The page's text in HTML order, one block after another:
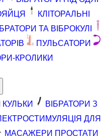
КЛІТОРАЛЬНІ
ТА ВІБРОКУЛІ
ПУЛЬСАТОРИ
КРОЛИКИ
КУЛЬКИ
ВІБРАТОРИ З
ДЛЯ
МАСАЖЕРИ ПРОСТАТИ